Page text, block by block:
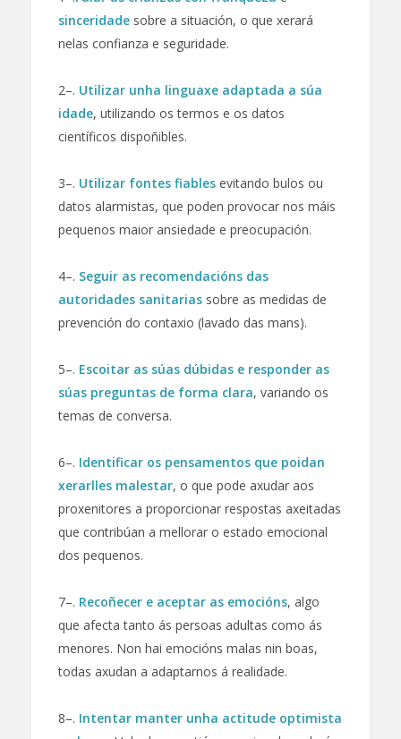
sinceridadesobre a situación, o que xerará
nelas confianza e seguridade.
2–. Utilizar unha linguaxe adaptada a súa
idade, utilizando os termos e os datos
científicos dispoñibles.
3–. Utilizar fontes fiablesevitando bulos ou
datos alarmistas, que poden provocar nos máis
pequenos maior ansiedade e preocupación.
4–. Seguir as recomendacións das
autoridades sanitariassobre as medidas de
prevención do contaxio (lavado das mans).
5–. Escoitar as súas dúbidas e responder as
súas preguntas de forma clara, variando os
temas de conversa.
6–. Identificar os pensamentos que poidan
xerarlles malestar, o que pode axudar aos
proxenitores a proporcionar respostas axeitadas
que contribúan a mellorar o estado emocional
dos pequenos.
7–. Recoñecer e aceptar as emocións, algo
que afecta tanto ás persoas adultas como ás
menores. Non hai emocións malas nin boas,
todas axudan a adaptarnos á realidade.
8–. Intentar manter unha actitude optimista